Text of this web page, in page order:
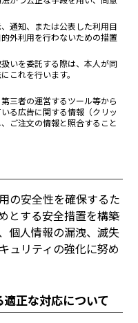
通知、または公表した利用目
外利用を行わないための措置
いを委託する際は、本人が同
これを行います。
三者の運営するツール等から
る広告に関する情報（クリッ
ご注文の情報と照合すること
の安全性を確保するた
とする安全措置を構築
個人情報の漏洩、滅失
ュリティの強化に努め
正な対応について